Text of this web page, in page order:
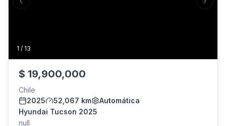
1 / 13
Previous slide Next
$ 19,900,000
Chile
2025
52,067 km
Automática
Hyundai Tucson 2025
null